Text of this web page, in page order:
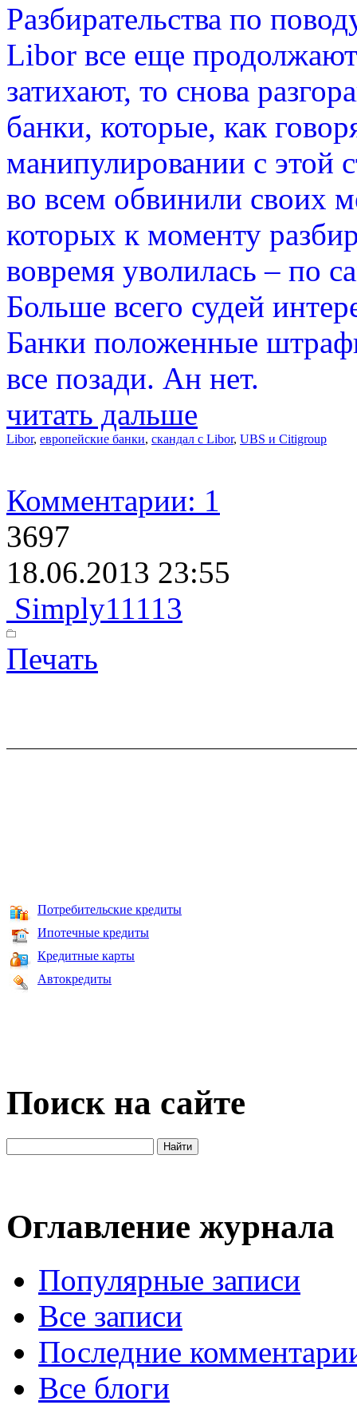
Разбирательства по
Libor все еще
затихают, то снова
банки, которые, как
манипулировании с этой
во всем обвинили своих
которых к моменту
вовремя уволилась – по
Больше всего судей
Банки положенные
все позади. Ан нет.
читать дальше
Libor, европейские банки, скандал с Libor, UBS и Citigroup
Комментарии: 1
3697
18.06.2013 23:55
Simply11113
Печать
Потребительские кредиты
Ипотечные кредиты
Кредитные карты
Автокредиты
Поиск на сайте
Оглавление журнала
Популярные записи
Все записи
Последние
Все блоги